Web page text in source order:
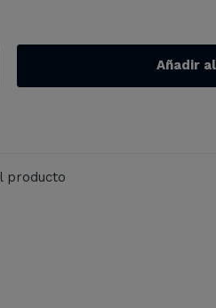
Añadir
producto